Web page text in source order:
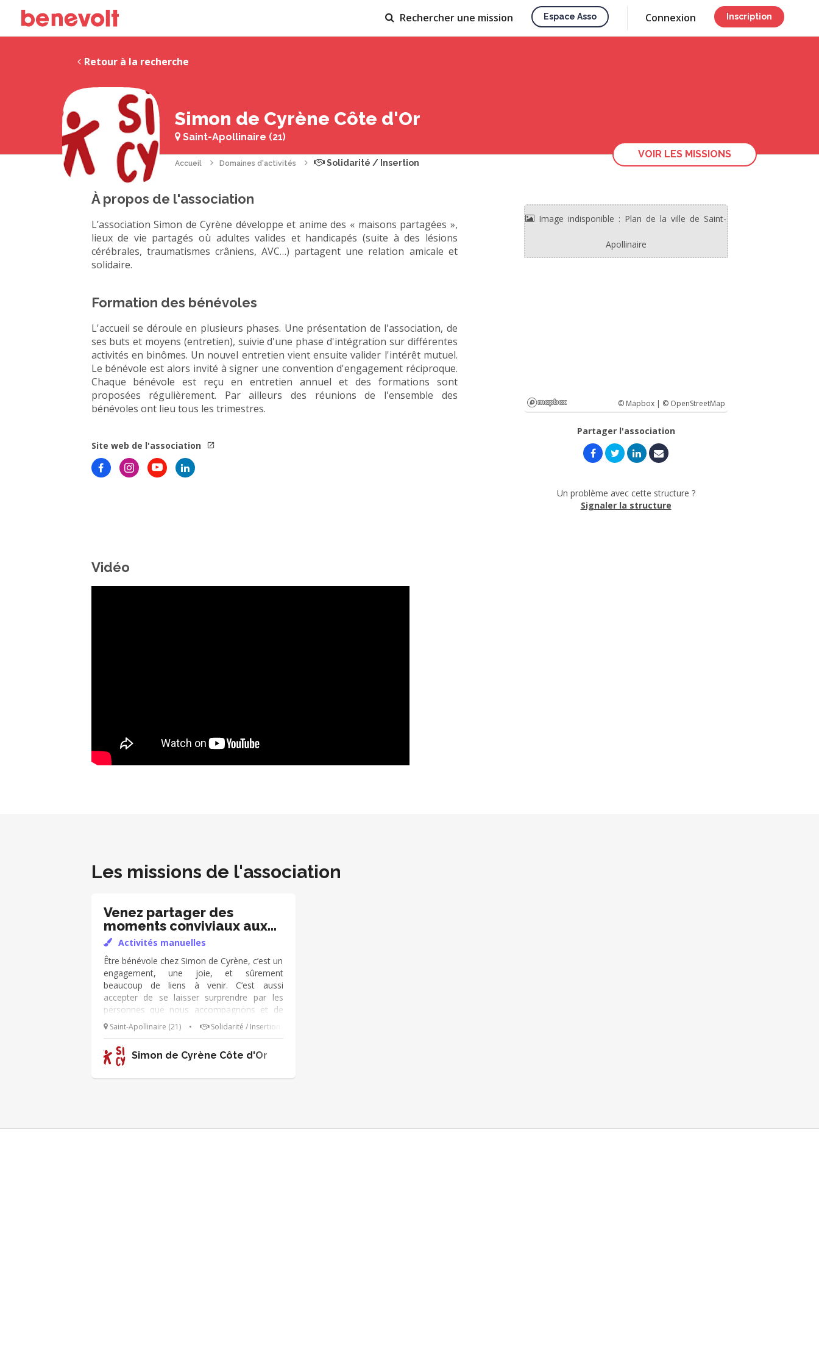
Rechercher une mission Espace Asso Connexion Inscription
Retour à la recherche
VOIR LES MISSIONS
Simon de Cyrène Côte d'Or
Saint-Apollinaire (21)
Accueil Domaines d'activités Solidarité / Insertion
À propos de l'association
L’association Simon de Cyrène développe et anime des « maisons partagées »,
lieux de vie partagés où adultes valides et handicapés (suite à des lésions
cérébrales, traumatismes crâniens, AVC…) partagent une relation amicale et
solidaire.
Formation des bénévoles
L'accueil se déroule en plusieurs phases. Une présentation de l'association, de
ses buts et moyens (entretien), suivie d'une phase d'intégration sur différentes
activités en binômes. Un nouvel entretien vient ensuite valider l'intérêt mutuel.
Le bénévole est alors invité à signer une convention d'engagement réciproque.
Chaque bénévole est reçu en entretien annuel et des formations sont
proposées régulièrement. Par ailleurs des réunions de l'ensemble des
bénévoles ont lieu tous les trimestres.
Site web de l'association
© Mapbox | © OpenStreetMap
Partager l'association
Un problème avec cette structure ?
Signaler la structure
Vidéo
Les missions de l'association
Venez partager des
moments conviviaux aux
Ateliers
Activités manuelles
Être bénévole chez Simon de Cyrène, c’est un
engagement, une joie, et sûrement
beaucoup de liens à venir. C’est aussi
accepter de se laisser surprendre par les
personnes que nous accompagnons et de
prendre le temps de créer une relation. Votre
mission consistera à soutenir les adhérents
lors des ateliers, en partageant des moments
conviviaux, par exemple : - Pâtisserie, cuisine
et tables d’hôtes ou repas partagés - Arts
projet : sport adapté) - Accompagner les
Saint-Apollinaire (21) • Solidarité / Insertion
Simon de Cyrène Côte d'Or